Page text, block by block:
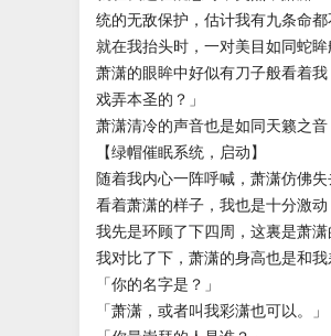
统的无敌保护，估计我有九条命都
就在我抬头时，一对美目如同蛇
萧潇的眼眸中好似有刀子般看着
戏弄本圣的？」
萧潇清冷的声音也是如同天籁之
【绿帽催眠系统，启动】
随着我内心一阵呼喊，萧潇仿佛
看着萧潇的样子，我也是十分激
我先是环顾了下四周，这裏是萧
我对比了下，萧潇的身高也是和
「你的名字是？」
「萧潇，或者叫我彩潇也可以。」